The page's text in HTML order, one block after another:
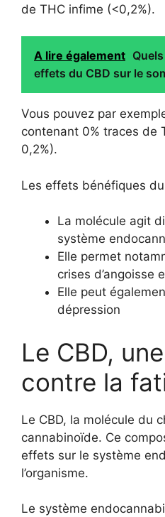
de THC infime (<0,2%).
A lire également
effets du CBD sur le
Vous pouvez par
contenant 0% traces de
0,2%).
Les effets bénéfiques
La molécule agit
système
Elle permet
crises d’angoisse
Elle peut
dépression
Le CBD,
contre la
Le CBD, la molécule du
cannabinoïde. Ce
effets sur le système
l’organisme.
Le système